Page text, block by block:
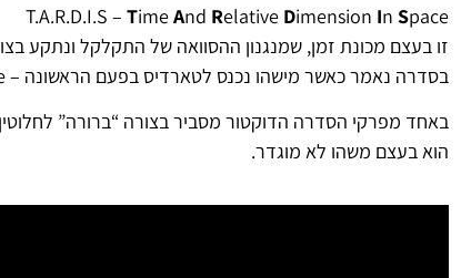
T.A.R.D.I.S – TimeAnd Relative Dimension In Space
בסדרה נאמר כאשר מישהו נכנס לטארדיס בפעם הראשונה – But it’s bigger on the inside)
באחד מפרקי הסדרה הדוקטור מסביר בצורה “ברורה”
הוא בעצם משהו לא מוגדר.